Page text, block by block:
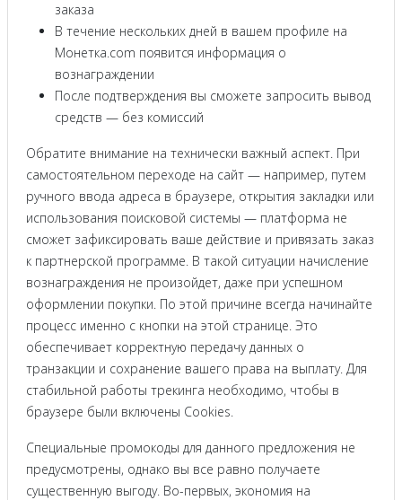
заказа
В течение нескольких дней в вашем профиле на
Монетка.com появится информация о
вознаграждении
После подтверждения вы сможете запросить вывод
средств — без комиссий
Обратите внимание на технически важный аспект. При
самостоятельном переходе на сайт — например, путем
ручного ввода адреса в браузере, открытия закладки или
использования поисковой системы — платформа не
сможет зафиксировать ваше действие и привязать заказ
к партнерской программе. В такой ситуации начисление
вознаграждения не произойдет, даже при успешном
оформлении покупки. По этой причине всегда начинайте
процесс именно с кнопки на этой странице. Это
обеспечивает корректную передачу данных о
транзакции и сохранение вашего права на выплату. Для
стабильной работы трекинга необходимо, чтобы в
браузере были включены Cookies.
Специальные промокоды для данного предложения не
предусмотрены, однако вы все равно получаете
существенную выгоду. Во-первых, экономия на